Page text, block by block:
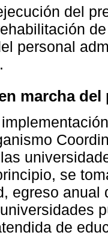
del
personal
marcha
se
egreso anual
de